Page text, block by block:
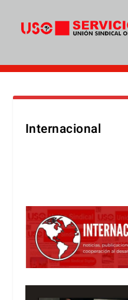
Internacional